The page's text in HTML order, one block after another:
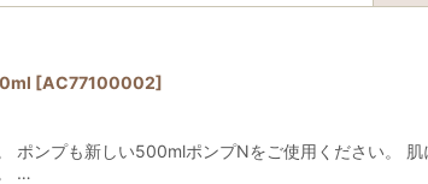
[AC77100002]
ポンプも新しい500mlポンプNをご使用ください。
…